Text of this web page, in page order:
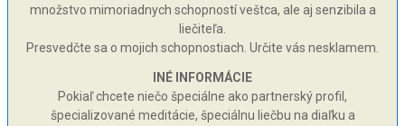
množstvo mimoriadnych schopností veštca, ale aj senzibila a
liečiteľa.
Presvedčte sa o mojich schopnostiach. Určite vás nesklamem.
INÉ INFORMÁCIE
Pokiaľ chcete niečo špeciálne ako partnerský profil,
špecializované meditácie, špeciálnu liečbu na diaľku a